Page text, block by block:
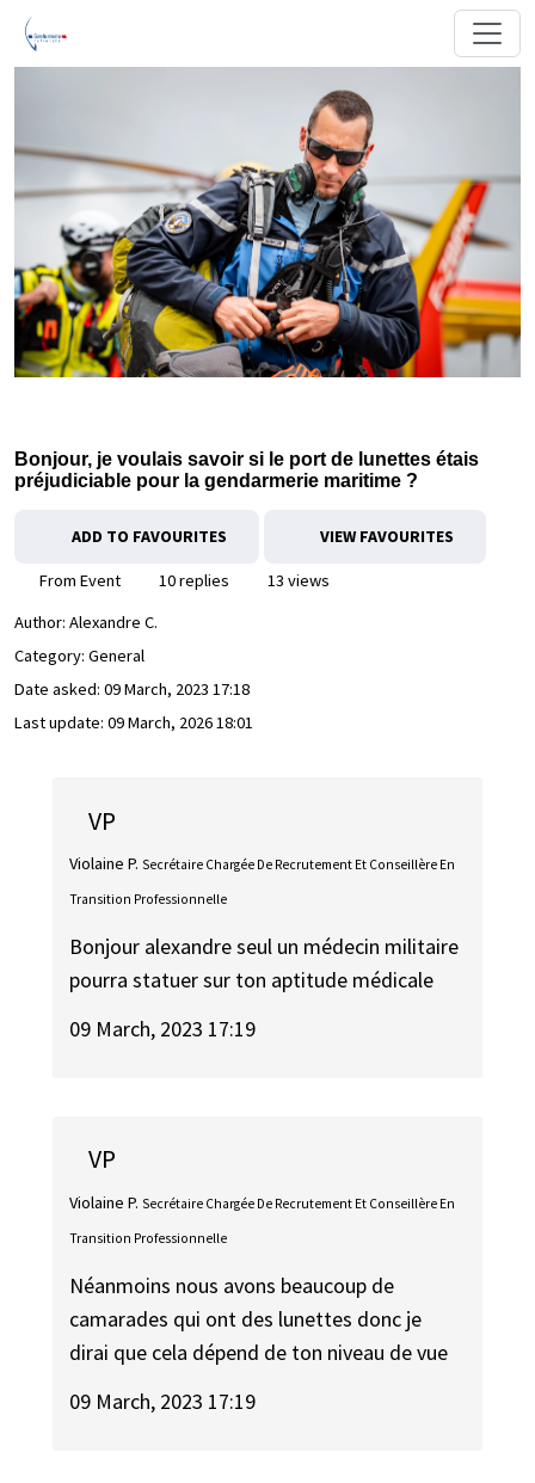
Bonjour, je voulais savoir si le port de lunettes étais
préjudiciable pour la gendarmerie maritime ?
ADD TO FAVOURITES VIEW FAVOURITES
From Event 10 replies
13 views
Author: Alexandre C.
Category: General
Date asked: 09 March, 2023 17:18
Last update: 09 March, 2026 18:01
VP
Violaine P. Secrétaire Chargée De Recrutement Et Conseillère En
Transition Professionnelle
Bonjour alexandre seul un médecin militaire
pourra statuer sur ton aptitude médicale
09 March, 2023 17:19
VP
Violaine P. Secrétaire Chargée De Recrutement Et Conseillère En
Transition Professionnelle
Néanmoins nous avons beaucoup de
camarades qui ont des lunettes donc je
dirai que cela dépend de ton niveau de vue
09 March, 2023 17:19